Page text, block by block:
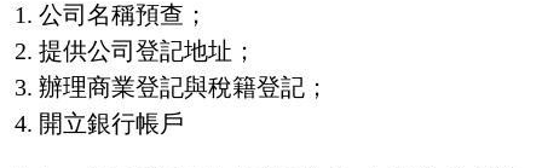
公司名稱預查；
提供公司登記地址；
辦理商業登記與稅籍登記；
開立銀行帳戶